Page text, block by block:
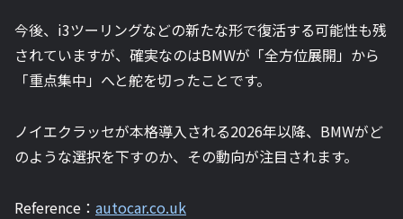
今後、i3ツーリングなどの新たな形で復活する可能性も残
されていますが、確実なのはBMWが「全方位展開」から
「重点集中」へと舵を切ったことです。
ノイエクラッセが本格導入される2026年以降、BMWがど
のような選択を下すのか、その動向が注目されます。
Reference： autocar.co.uk